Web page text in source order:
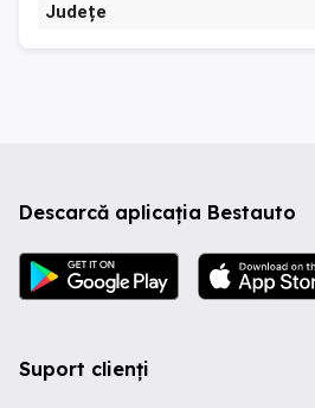
Județe
Descarcă aplicația Bestauto
Suport clienți